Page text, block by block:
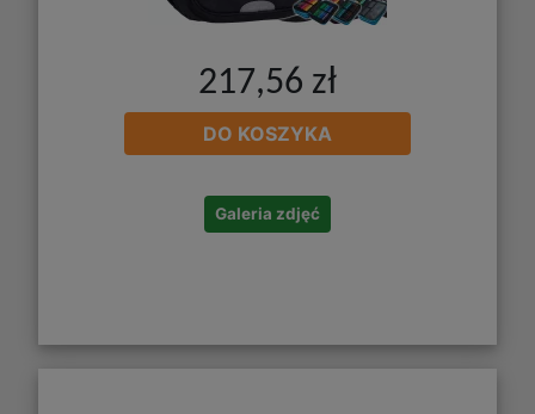
217,56 zł
DO KOSZYKA
Galeria zdjęć